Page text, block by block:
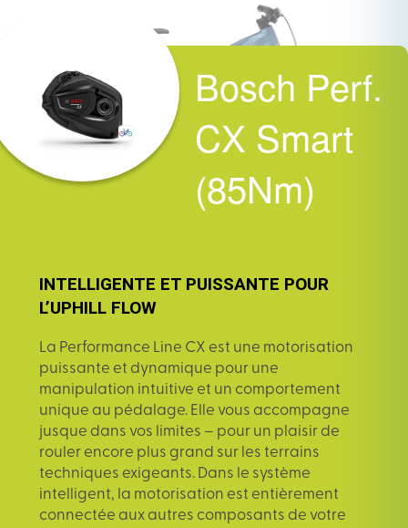
Bosch Perf.
CX Smart
(85Nm)
INTELLIGENTE ET PUISSANTE POUR
L’UPHILL FLOW
La Performance Line CX est une motorisation
puissante et dynamique pour une
manipulation intuitive et un comportement
unique au pédalage. Elle vous accompagne
jusque dans vos limites – pour un plaisir de
rouler encore plus grand sur les terrains
techniques exigeants. Dans le système
intelligent, la motorisation est entièrement
connectée aux autres composants de votre